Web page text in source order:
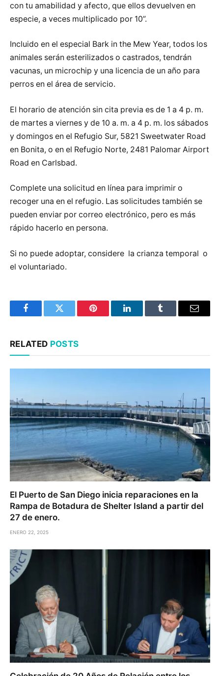
con tu amabilidad y afecto, que ellos devuelven en
especie, a veces multiplicado por 10”.
Incluido en el especial Bark in the Mew Year, todos los
animales serán esterilizados o castrados, tendrán
vacunas, un microchip y una licencia de un año para
perros en el área de servicio.
El horario de atención sin cita previa es de 1 a 4 p. m.
de martes a viernes y de 10 a. m. a 4 p. m. los sábados
y domingos en el Refugio Sur, 5821 Sweetwater Road
en Bonita, o en el Refugio Norte, 2481 Palomar Airport
Road en Carlsbad.
Complete una solicitud en línea para imprimir o
recoger una en el refugio. Las solicitudes también se
pueden enviar por correo electrónico, pero es más
rápido hacerlo en persona.
Si no puede adoptar, considere la crianza temporal o
el voluntariado.
FacebookTwitter Pinterest LinkedInTumblr Email
RELATED POSTS
El Puerto de San Diego inicia reparaciones en la
Rampa de Botadura de Shelter Island a partir del
27 de enero.
ENERO 22, 2025